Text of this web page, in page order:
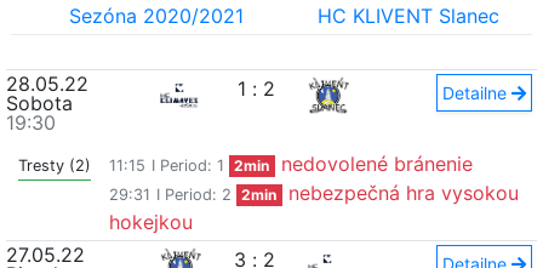
Sezóna 2020/2021
HC KLIVENT Slanec
28.05.22
Sobota
19:30
1 : 2 Detailne
Tresty (2) 11:15 I Period: 1 2min nedovolené bránenie
29:31 I Period: 2 2min
nebezpečná hra vysokou
hokejkou
27.05.22
3 : 2 Detailne